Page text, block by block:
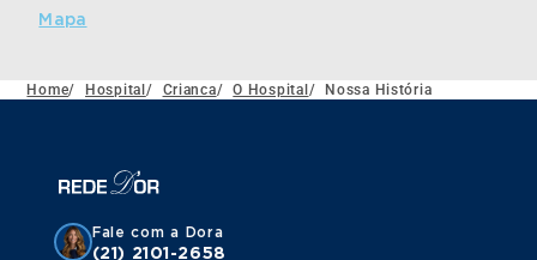
Mapa
Home/ Hospital / Crianca/ O Hospital / Nossa História
Fale com a Dora
(21) 2101-2658